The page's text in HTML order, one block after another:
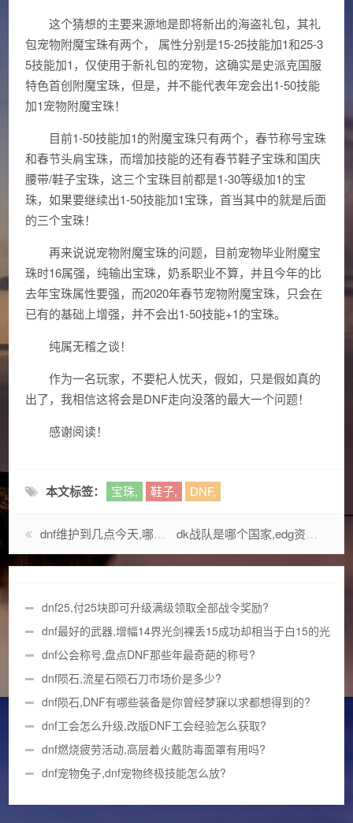
这个猜想的主要来源地是即将新出的海盗礼包，其礼
包宠物附魔宝珠有两个， 属性分别是15-25技能加1和25-3
5技能加1，仅使用于新礼包的宠物，这确实是史派克国服
特色首创附魔宝珠，但是，并不能代表年宠会出1-50技能
加1宠物附魔宝珠！
目前1-50技能加1的附魔宝珠只有两个，春节称号宝珠
和春节头肩宝珠，而增加技能的还有春节鞋子宝珠和国庆
腰带/鞋子宝珠，这三个宝珠目前都是1-30等级加1的宝
珠，如果要继续出1-50技能加1宝珠，首当其中的就是后面
的三个宝珠！
再来说说宠物附魔宝珠的问题，目前宠物毕业附魔宝
珠时16属强，纯输出宝珠，奶系职业不算，并且今年的比
去年宝珠属性要强，而2020年春节宠物附魔宝珠，只会在
已有的基础上增强，并不会出1-50技能+1的宝珠。
纯属无稽之谈！
作为一名玩家，不要杞人忧天，假如，只是假如真的
出了，我相信这将会是DNF走向没落的最大一个问题！
感谢阅读！
本文标签： 宝珠, 鞋子, DNF,
dnf维护到几点今天,哪两款是玩得时间最长的? dk战队是哪个国家,edg资料?
dnf25,付25块即可升级满级领取全部战令奖励?
dnf最好的武器,增幅14界光剑裸丢15成功却相当于白15的光
剑?dnf公会称号,盘点DNF那些年最奇葩的称号?
dnf陨石,流星石陨石刀市场价是多少?
dnf陨石,DNF有哪些装备是你曾经梦寐以求都想得到的?
dnf工会怎么升级,改版DNF工会经验怎么获取?
dnf燃烧疲劳活动,高层着火戴防毒面罩有用吗?
dnf宠物兔子,dnf宠物终极技能怎么放?